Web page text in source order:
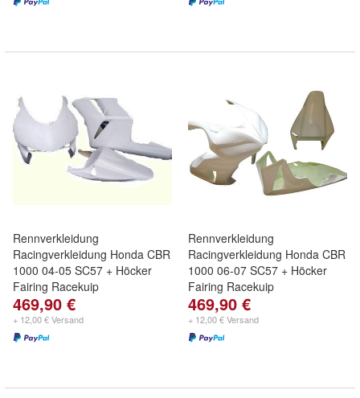
Rennverkleidung
Racingverkleidung Honda CBR
1000 04-05 SC57 + Höcker
Fairing Racekuip
469,90 €
+ 12,00 € Versand
Rennverkleidung
Racingverkleidung Honda CBR
1000 06-07 SC57 + Höcker
Fairing Racekuip
469,90 €
+ 12,00 € Versand